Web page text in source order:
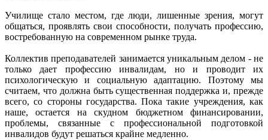
Училище стало местом, где люди, лишенные зрения, могут
общаться, проявлять свои способности, получать профессию,
востребованную на современном рынке труда.
Коллектив преподавателей занимается уникальным делом - не
только дает профессию инвалидам, но и проводит их
психологическую и социальную адаптацию. Поэтому мы
считаем, что должна быть существенная поддержка и, прежде
всего, со стороны государства. Пока такие учреждения, как
наше, остается на скудном бюджетном финансировании,
проблемы, связанные с профессиональной подготовкой
инвалидов будут решаться крайне медленно.